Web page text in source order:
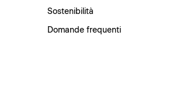
Sostenibilità
Domande frequenti